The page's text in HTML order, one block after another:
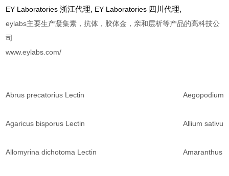
EY Laboratories浙江代理, EY Laboratories 四川代理,
eylabs主要生产凝集素，抗体，胶体金，亲和层析等产品的高科技公
司
www.eylabs.com/
Abrus precatorius Lectin Aegopodium
Agaricus bisporus Lectin Allium
Allomyrina dichotoma Lectin Amaranthus